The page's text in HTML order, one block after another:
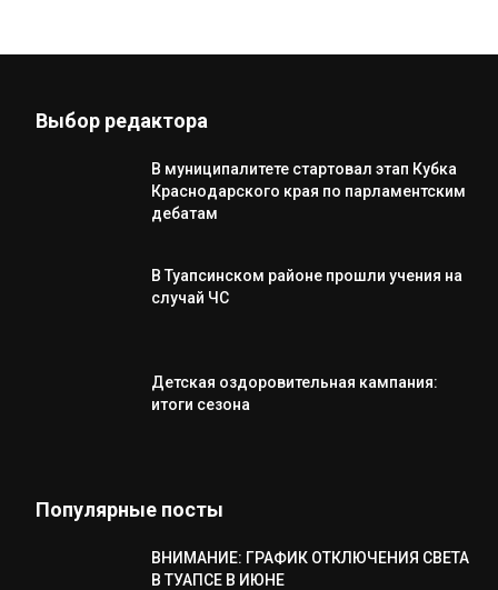
Выбор редактора
В муниципалитете стартовал этап Кубка
Краснодарского края по парламентским
дебатам
В Туапсинском районе прошли учения на
случай ЧС
Детская оздоровительная кампания:
итоги сезона
Популярные посты
ВНИМАНИЕ: ГРАФИК ОТКЛЮЧЕНИЯ СВЕТА
В ТУАПСЕ В ИЮНЕ